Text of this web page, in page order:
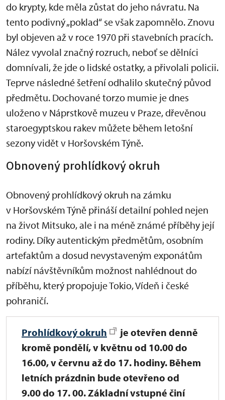
do krypty, kde měla zůstat do jeho návratu. Na
tento podivný „poklad“ se však zapomnělo. Znovu
byl objeven až v roce 1970 při stavebních pracích.
Nález vyvolal značný rozruch, neboť se dělníci
domnívali, že jde o lidské ostatky, a přivolali policii.
Teprve následné šetření odhalilo skutečný původ
předmětu. Dochované torzo mumie je dnes
uloženo v Náprstkově muzeu v Praze, dřevěnou
staroegyptskou rakev můžete během letošní
sezony vidět v Horšovském Týně.
Obnovený prohlídkový okruh
Obnovený prohlídkový okruh na zámku
v Horšovském Týně přináší detailní pohled nejen
na život Mitsuko, ale i na méně známé příběhy její
rodiny. Díky autentickým předmětům, osobním
artefaktům a dosud nevystaveným exponátům
nabízí návštěvníkům možnost nahlédnout do
příběhu, který propojuje Tokio, Vídeň i české
pohraničí.
Prohlídkový okruh je otevřen denně
kromě pondělí, v květnu od 10.00 do
16.00, v červnu až do 17. hodiny. Během
letních prázdnin bude otevřeno od
9.00 do 17. 00. Základní vstupné činí